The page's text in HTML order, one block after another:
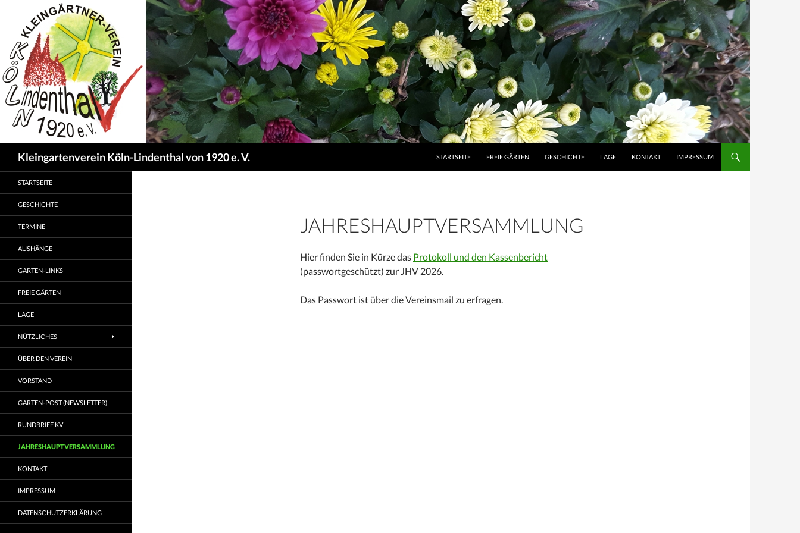
Kleingartenverein Köln-Lindenthal von 1920 e. V.
STARTSEITE
FREIE GÄRTEN GESCHICHTE LAGE KONTAKT IMPRESSUM
JAHRESHAUPTVERSAMMLUNG
Hier finden Sie in Kürze das Protokoll und den Kassenbericht
(passwortgeschützt) zur JHV 2026.
Das Passwort ist über die Vereinsmail zu erfragen.
STARTSEITE
GESCHICHTE
TERMINE
AUSHÄNGE
GARTEN-LINKS
FREIE GÄRTEN
LAGE
NÜTZLICHES
ÜBER DEN VEREIN
VORSTAND
GARTEN-POST (NEWSLETTER)
RUNDBRIEF KV
JAHRESHAUPTVERSAMMLUNG
KONTAKT
IMPRESSUM
DATENSCHUTZERKLÄRUNG